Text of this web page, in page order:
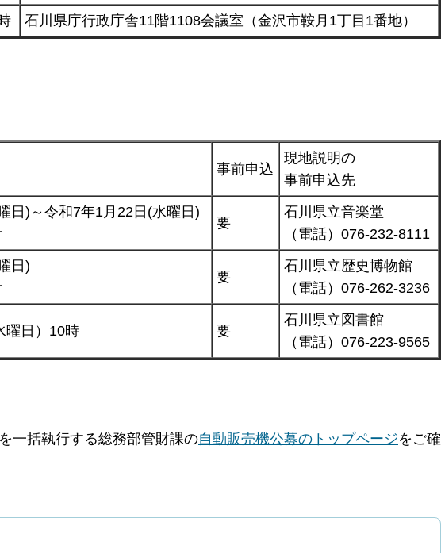
石川県庁行政庁舎11階1108会議室（金沢市鞍月1丁目1番地）
事前申込
現地説明の
事前申込先
日)～令和7年1月22日(水曜日)
要
石川県立音楽堂
（電話）076-232-8111
日)
要
石川県立歴史博物館
（電話）076-262-3236
曜日）10時 要
石川県立図書館
（電話）076-223-9565
一括執行する総務部管財課の自動販売機公募のトップページをご確